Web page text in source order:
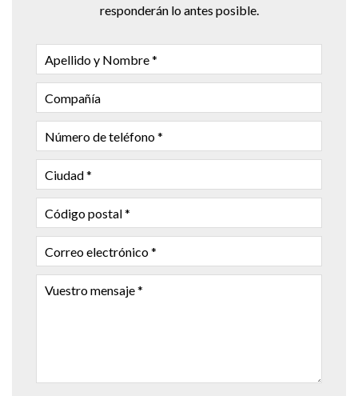
responderán lo antes posible.
APELLIDO
Y
NOMBRE
COMPAÑÍA
NÚMERO
DE
TELÉFONO
CIUDAD
CÓDIGO
POSTAL
CORREO
ELECTRÓNICO
VUESTRO